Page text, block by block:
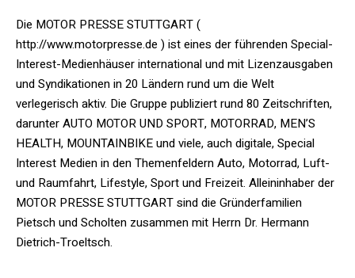
Die MOTOR PRESSE STUTTGART (
http://www.motorpresse.de ) ist eines der führenden Special-
Interest-Medienhäuser international und mit Lizenzausgaben
und Syndikationen in 20 Ländern rund um die Welt
verlegerisch aktiv. Die Gruppe publiziert rund 80 Zeitschriften,
darunter AUTO MOTOR UND SPORT, MOTORRAD, MEN’S
HEALTH, MOUNTAINBIKE und viele, auch digitale, Special
Interest Medien in den Themenfeldern Auto, Motorrad, Luft-
und Raumfahrt, Lifestyle, Sport und Freizeit. Alleininhaber der
MOTOR PRESSE STUTTGART sind die Gründerfamilien
Pietsch und Scholten zusammen mit Herrn Dr. Hermann
Dietrich-Troeltsch.